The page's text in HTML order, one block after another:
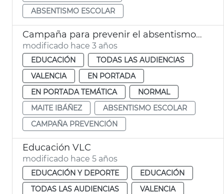
ABSENTISMO ESCOLAR
Campaña para prevenir el absentismo escolar
modificado hace 3 años
EDUCACIÓN
TODAS LAS AUDIENCIAS
VALENCIA
EN PORTADA
EN PORTADA TEMÁTICA
NORMAL
MAITE IBÁÑEZ
ABSENTISMO ESCOLAR
CAMPAÑA PREVENCIÓN
Educación VLC
modificado hace 5 años
EDUCACIÓN Y DEPORTE
EDUCACIÓN
TODAS LAS AUDIENCIAS
VALENCIA